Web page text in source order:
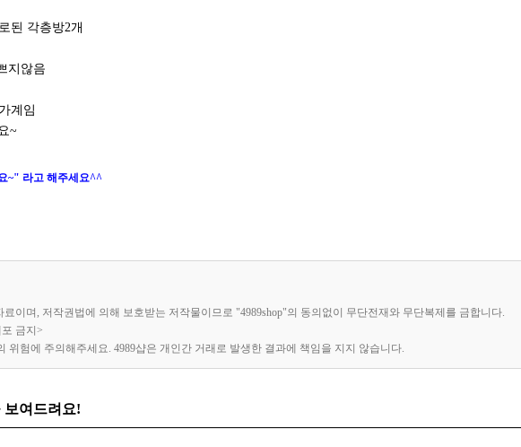
된 각층방2개
지않음
계임
~
~" 라고 해주세요^^
이며, 저작권법에 의해 보호받는 저작물이므로 "4989shop"의 동의없이 무단전재와 무단복제를 금합니다.
금지>
험에 주의해주세요. 4989샵은 개인간 거래로 발생한 결과에 책임을 지지 않습니다.
여드려요!